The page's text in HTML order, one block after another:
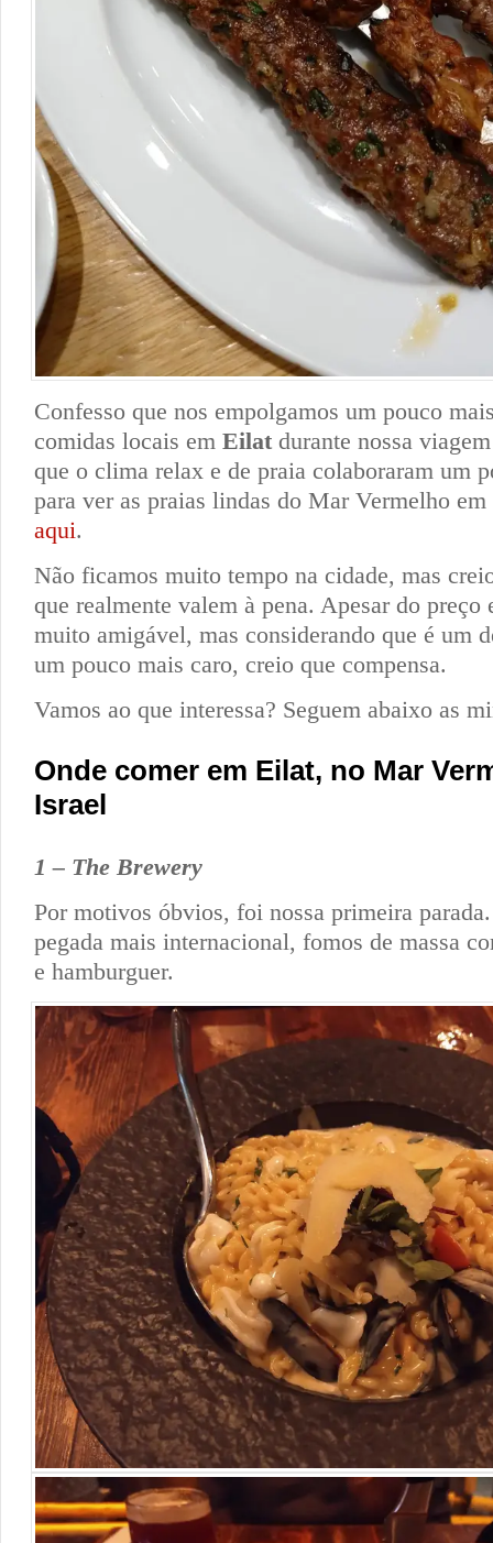
Confesso que nos empolgamos um pouco
comidas locais em Eilat durante nossa
que o clima relax e de praia colaboraram um
para ver as praias lindas do Mar Vermelho em
aqui.
Não ficamos muito tempo na cidade, mas
que realmente valem à pena. Apesar do preço
muito amigável, mas considerando que é um
um pouco mais caro, creio que compensa.
Vamos ao que interessa? Seguem abaixo as
Onde comer em Eilat, no Mar
Israel
1 – The Brewery
Por motivos óbvios, foi nossa primeira
pegada mais internacional, fomos de massa
e hamburguer.